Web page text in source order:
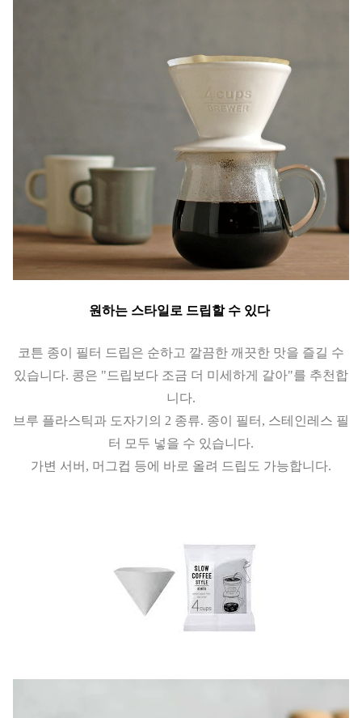
원하는 스타일로 드립할 수 있다
코튼 종이 필터 드립은 순하고 깔끔한 깨끗한 맛을 즐길 수
있습니다. 콩은 "드립보다 조금 더 미세하게 갈아"를 추천합
니다.
브루 플라스틱과 도자기의 2 종류. 종이 필터, 스테인레스 필
터 모두 넣을 수 있습니다.
가변 서버, 머그컵 등에 바로 올려 드립도 가능합니다.